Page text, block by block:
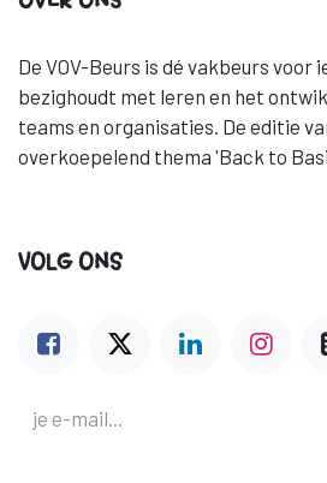
De VOV-Beurs is dé vakbeurs voor
bezighoudt met leren en het
teams en organisaties. De editie
overkoepelend thema 'Back to
VOLG ONS